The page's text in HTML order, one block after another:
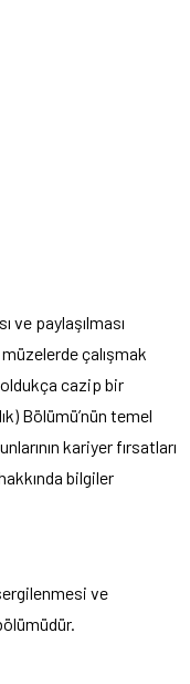
ve paylaşılması
çalışmak
cazip bir
Bölümü’nün temel
kariyer fırsatları
bilgiler
ve